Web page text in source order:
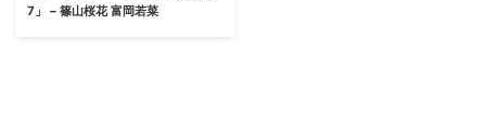
7」 – 篠山桜花 富岡若菜